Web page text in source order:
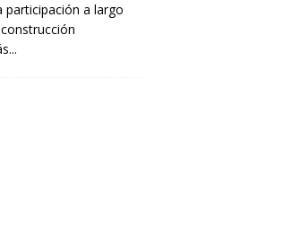
participación a largo